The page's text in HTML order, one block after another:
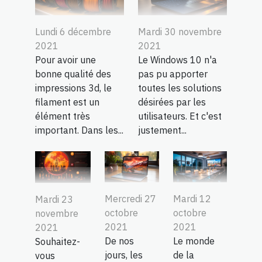
Lundi 6 décembre
2021
Pour avoir une
bonne qualité des
impressions 3d, le
filament est un
élément très
important. Dans les...
Mardi 30 novembre
2021
Le Windows 10 n'a
pas pu apporter
toutes les solutions
désirées par les
utilisateurs. Et c'est
justement...
Mardi 23
novembre
2021
Souhaitez-
vous
Mercredi 27
octobre
2021
De nos
jours, les
Mardi 12
octobre
2021
Le monde
de la